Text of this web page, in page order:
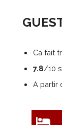
Ca fait
7.8/10
A partir